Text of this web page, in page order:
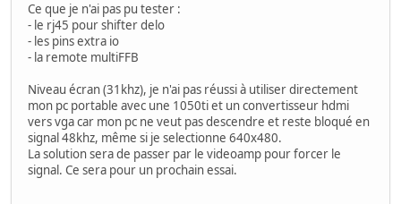
Ce que je n'ai pas pu tester :
- le rj45 pour shifter delo
- les pins extra io
- la remote multiFFB
Niveau écran (31khz), je n'ai pas réussi à utiliser directement
mon pc portable avec une 1050ti et un convertisseur hdmi
vers vga car mon pc ne veut pas descendre et reste bloqué en
signal 48khz, même si je selectionne 640x480.
La solution sera de passer par le videoamp pour forcer le
signal. Ce sera pour un prochain essai.